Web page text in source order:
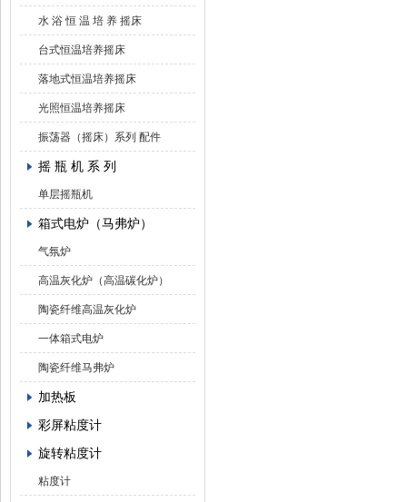
水 浴 恒 温 培 养 摇床
台式恒温培养摇床
落地式恒温培养摇床
光照恒温培养摇床
振荡器（摇床）系列 配件
摇 瓶 机 系 列
单层摇瓶机
箱式电炉（马弗炉）
气氛炉
高温灰化炉（高温碳化炉）
陶瓷纤维高温灰化炉
一体箱式电炉
陶瓷纤维马弗炉
加热板
彩屏粘度计
旋转粘度计
粘度计